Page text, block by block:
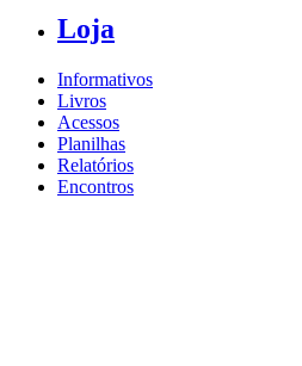
Loja
Informativos
Livros
Acessos
Planilhas
Relatórios
Encontros